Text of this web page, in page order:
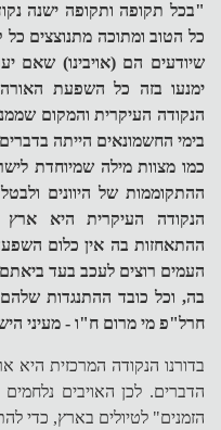
"בכל תקופה ותקופה ישנה
כל הטוב ומתוכה מתנוצצים
שיודעים הם (אויבינו) שאם
ימנעו בזה כל השפעת
הנקודה העיקרית והמקום
בימי החשמונאים הייתה
כמו מצוות מילה שמיוחדת
ההתקוממות של היוונים
הנקודה העיקרית היא ארץ
ההתאחזות בה אין כלום
העמים רוצים לעכב בעד
בה, וכל כובד ההתנגדות
חרל"פ מי מרום ח"ו - מעיני
בדורנו הנקודה המרכזית
הדברים. לכן האויבים
הזמנים" לטיולים בארץ, כדי